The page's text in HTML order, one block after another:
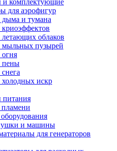
и комплектующие
для аэрофигур
дыма и тумана
летающих облаков
мыльных пузырей
огня
пены
холодных искр
питания
и машины
для генераторов